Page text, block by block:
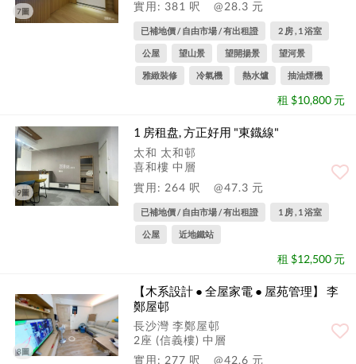
7圖
實用: 381 呎
@28.3 元
已補地價 / 自由市場 / 有出租證 2 房 , 1 浴室
公屋 望山景 望開揚景 望河景
雅緻裝修 冷氣機 熱水爐 抽油煙機
租 $10,800 元
9圖
1 房租盘, 方正好用 "東鐡線"
太和 太和邨
喜和樓 中層
實用: 264 呎
@47.3 元
已補地價 / 自由市場 / 有出租證 1 房 , 1 浴室
公屋 近地鐵站
租 $12,500 元
8圖
【木系設計 ● 全屋家電 ● 屋苑管理】 李
鄭屋邨
長沙灣 李鄭屋邨
2座 (信義樓) 中層
實用: 277 呎
@42.6 元